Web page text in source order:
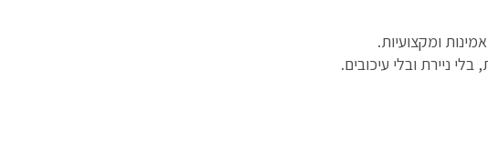
ומקצועיות.
ניירת ובלי עיכובים.